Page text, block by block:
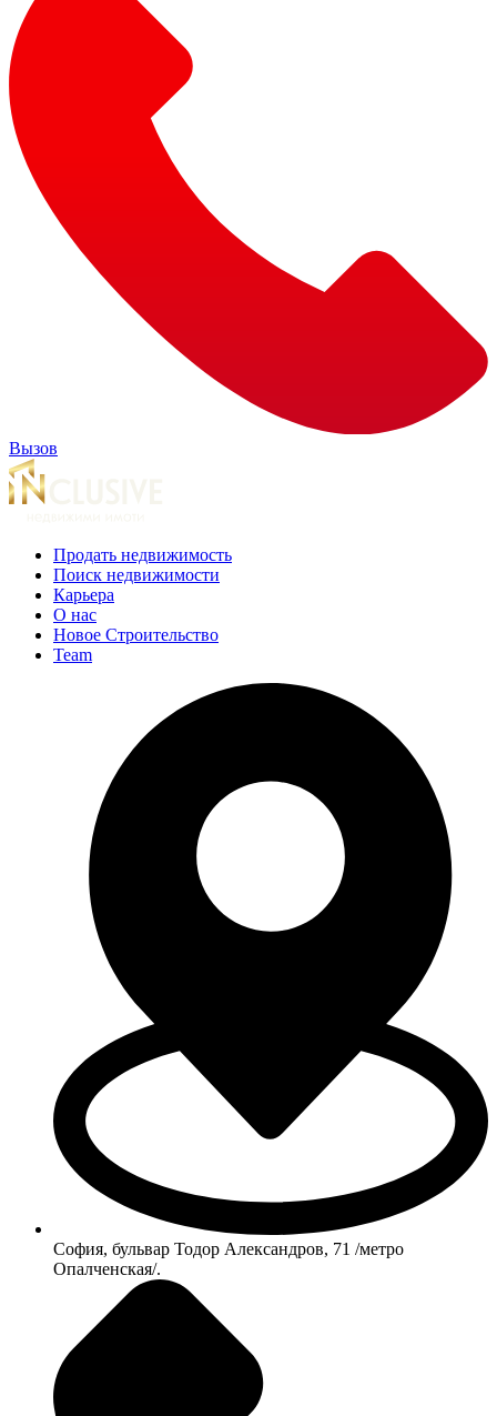
Вызов
Продать недвижимость
Поиск недвижимости
Карьера
О нас
Новое Строительство
Team
София, бульвар Тодор Александров, 71 /метро
Опалченская/.